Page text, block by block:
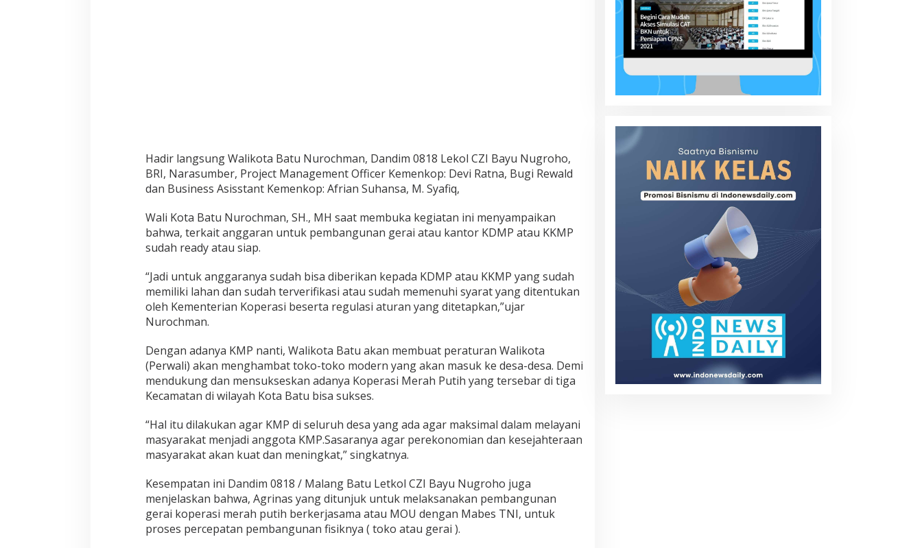
Hadir langsung Walikota Batu Nurochman, Dandim 0818 Lekol CZI Bayu Nugroho,
BRI, Narasumber, Project Management Officer Kemenkop: Devi Ratna, Bugi Rewald
dan Business Asisstant Kemenkop: Afrian Suhansa, M. Syafiq,
Wali Kota Batu Nurochman, SH., MH saat membuka kegiatan ini menyampaikan
bahwa, terkait anggaran untuk pembangunan gerai atau kantor KDMP atau KKMP
sudah ready atau siap.
“Jadi untuk anggaranya sudah bisa diberikan kepada KDMP atau KKMP yang sudah
memiliki lahan dan sudah terverifikasi atau sudah memenuhi syarat yang ditentukan
oleh Kementerian Koperasi beserta regulasi aturan yang ditetapkan,”ujar
Nurochman.
Dengan adanya KMP nanti, Walikota Batu akan membuat peraturan Walikota
(Perwali) akan menghambat toko-toko modern yang akan masuk ke desa-desa. Demi
mendukung dan mensukseskan adanya Koperasi Merah Putih yang tersebar di tiga
Kecamatan di wilayah Kota Batu bisa sukses.
“Hal itu dilakukan agar KMP di seluruh desa yang ada agar maksimal dalam melayani
masyarakat menjadi anggota KMP.Sasaranya agar perekonomian dan kesejahteraan
masyarakat akan kuat dan meningkat,” singkatnya.
Kesempatan ini Dandim 0818 / Malang Batu Letkol CZI Bayu Nugroho juga
menjelaskan bahwa, Agrinas yang ditunjuk untuk melaksanakan pembangunan
gerai koperasi merah putih berkerjasama atau MOU dengan Mabes TNI, untuk
proses percepatan pembangunan fisiknya ( toko atau gerai ).